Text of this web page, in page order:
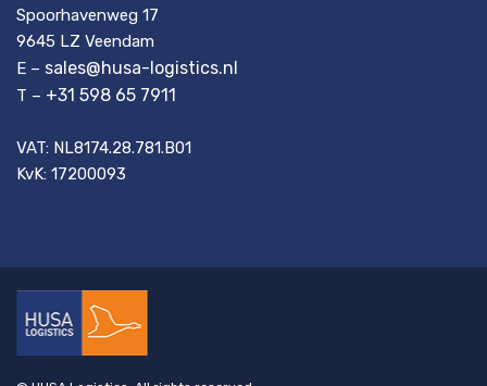
Spoorhavenweg 17
9645 LZ Veendam
E – sales@husa-logistics.nl
T – +31 598 65 7911
VAT: NL8174.28.781.B01
KvK: 17200093